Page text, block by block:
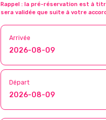
Rappel : la pré-réservation est à
sera validée que suite à votre
Arrivée
Départ